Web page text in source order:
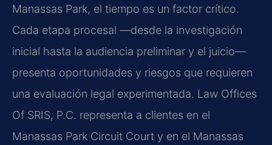
Manassas Park, el tiempo es un factor crítico.
Cada etapa procesal —desde la investigación
inicial hasta la audiencia preliminar y el juicio—
presenta oportunidades y riesgos que requieren
una evaluación legal experimentada. Law Offices
Of SRIS, P.C. representa a clientes en el
Manassas Park Circuit Court y en el Manassas